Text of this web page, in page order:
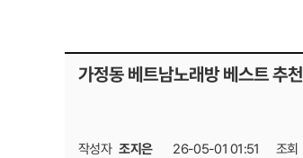
가정동 베트남노래방 베스트
작성자 조지은 26-05-01 01:51 조회